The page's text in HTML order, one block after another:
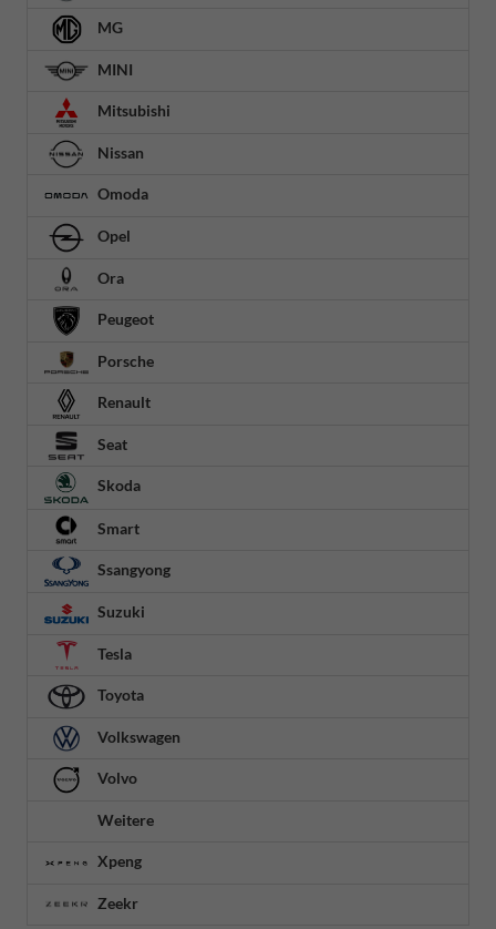
MG
MINI
Mitsubishi
Nissan
Omoda
Opel
Ora
Peugeot
Porsche
Renault
Seat
Skoda
Smart
Ssangyong
Suzuki
Tesla
Toyota
Volkswagen
Volvo
Weitere
Xpeng
Zeekr